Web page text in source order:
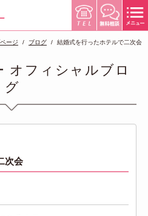
ージ ブログ 結婚式を行ったホテルで二次会
オフィシャルブロ
グ
次会